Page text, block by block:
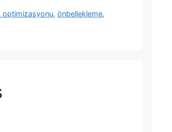
optimizasyonu,önbellekleme,